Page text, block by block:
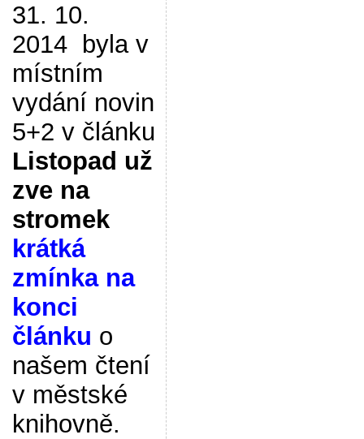
31. 10.
2014 byla v
místním
vydání novin
5+2 v článku
Listopad už
zve na
stromek
krátká
zmínka na
konci
článku o
našem čtení
v městské
knihovně.